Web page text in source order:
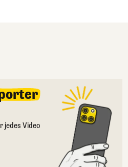
jedes Video